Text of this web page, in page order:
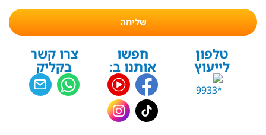
שליחה
טלפון
לייעוץ
חפשו
אותנו ב:
צרו קשר
בקליק